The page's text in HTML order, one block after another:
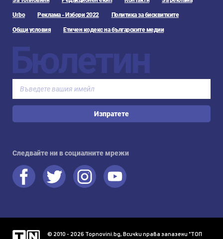
Urbo Реклама - Избори 2022 Политика за бисквитките
Общи условия Етичен кодекс на българските медии
Бюлетин
Изпратете
Следвайте ни в социалните мрежи
© 2010 - 2026 Topnovini.bg, Всички права запазени "ТОП